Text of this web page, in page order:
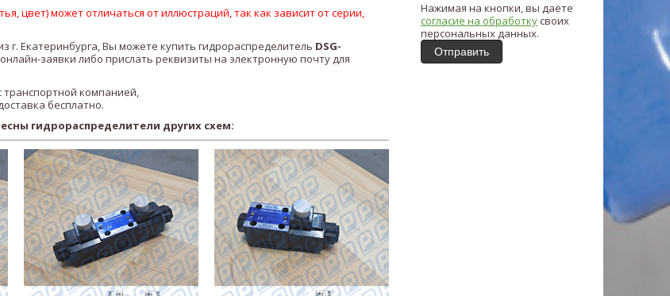
цвет) может отличаться от иллюстраций, так как зависит от серии,
г. Екатеринбурга, Вы можете купить гидрораспределитель DSG-
заявки либо прислать реквизиты на электронную почту для
транспортной компанией,
бесплатно.
гидрораспределители других схем:
Нажимая на кнопки, вы даёте
согласие на обработкусвоих
персональных данных.
Отправить